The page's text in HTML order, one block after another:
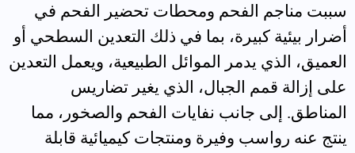
سببت مناجم الفحم ومحطات تحضير الفحم في
أضرار بيئية كبيرة، بما في ذلك التعدين السطحي أو
العميق، الذي يدمر الموائل الطبيعية، ويعمل التعدين
على إزالة قمم الجبال، الذي يغير تضاريس
المناطق. إلى جانب نفايات الفحم والصخور، مما
ينتج عنه رواسب وفيرة ومنتجات كيميائية قابلة